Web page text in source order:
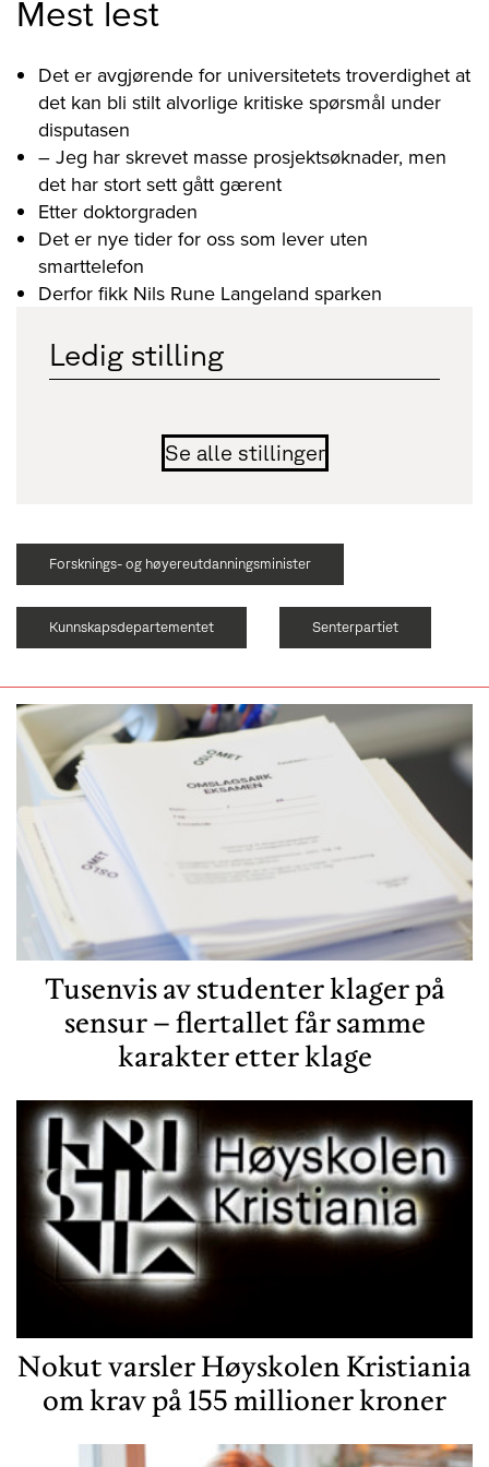
Ledig stilling
Se alle stillinger
Mest lest
Det er avgjørende for universitetets troverdighet at
det kan bli stilt alvorlige kritiske spørsmål under
disputasen
– Jeg har skrevet masse prosjektsøknader, men
det har stort sett gått gærent
Etter doktorgraden
Det er nye tider for oss som lever uten
smarttelefon
Derfor fikk Nils Rune Langeland sparken
Forsknings- og høyereutdanningsminister
Kunnskapsdepartementet Senterpartiet
Tusenvis av studenter klager på
sensur – flertallet får samme
karakter etter klage
Nokut varsler Høyskolen Kristiania
om krav på 155 millioner kroner